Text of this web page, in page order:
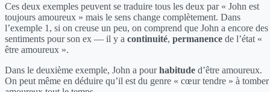
Ces deux exemples peuvent se traduire tous les deux par « John est
toujours amoureux » mais le sens change complètement. Dans
l’exemple 1, si on creuse un peu, on comprend que John a encore des
sentiments pour son ex — il y a continuité, permanence de l’état «
être amoureux ».
Dans le deuxième exemple, John a pourhabitude d’être amoureux.
On peut même en déduire qu’il est du genre « cœur tendre » à tomber